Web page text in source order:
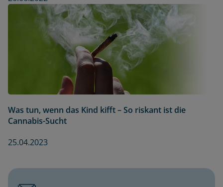
Was tun, wenn das Kind kifft – So riskant ist die
Cannabis-Sucht
25.04.2023